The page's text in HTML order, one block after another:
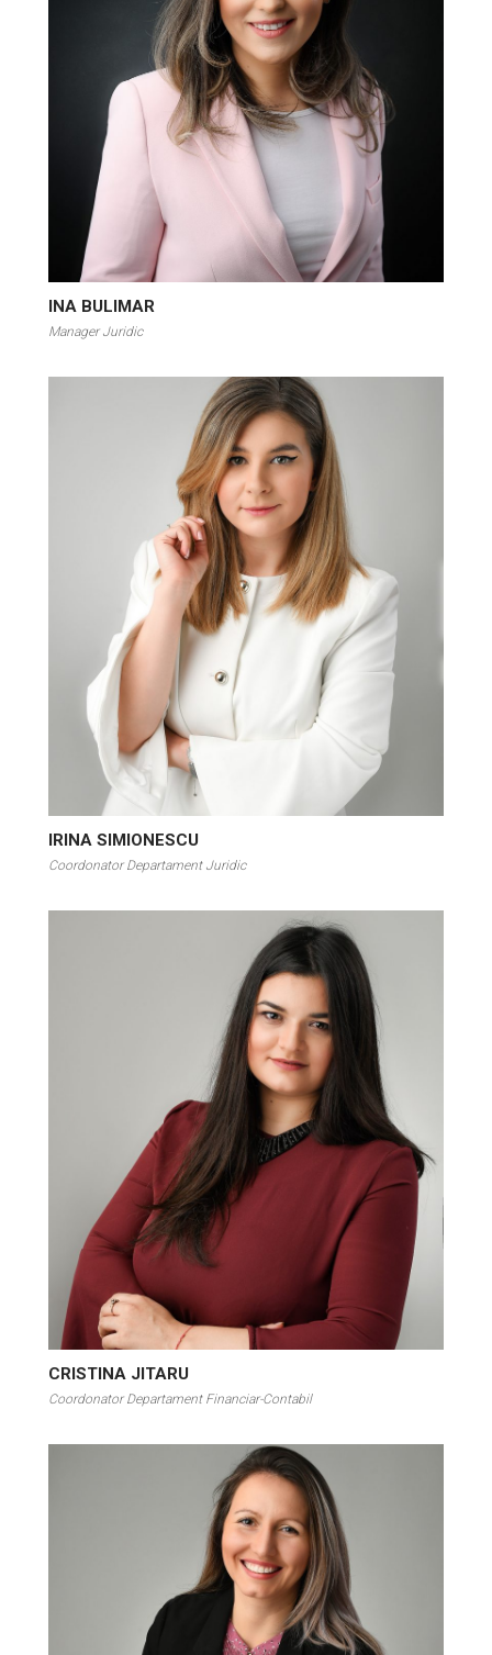
INA BULIMAR
Manager Juridic
IRINA SIMIONESCU
Coordonator Departament Juridic
CRISTINA JITARU
Coordonator Departament Financiar-Contabil